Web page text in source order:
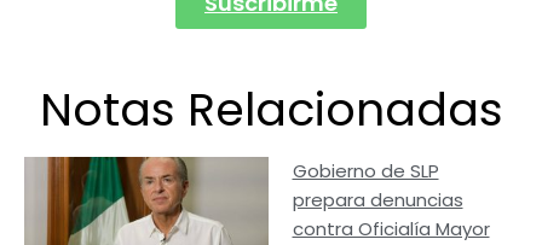
Notas Relacionadas
Gobierno de SLP
prepara denuncias
contra Oficialía Mayor